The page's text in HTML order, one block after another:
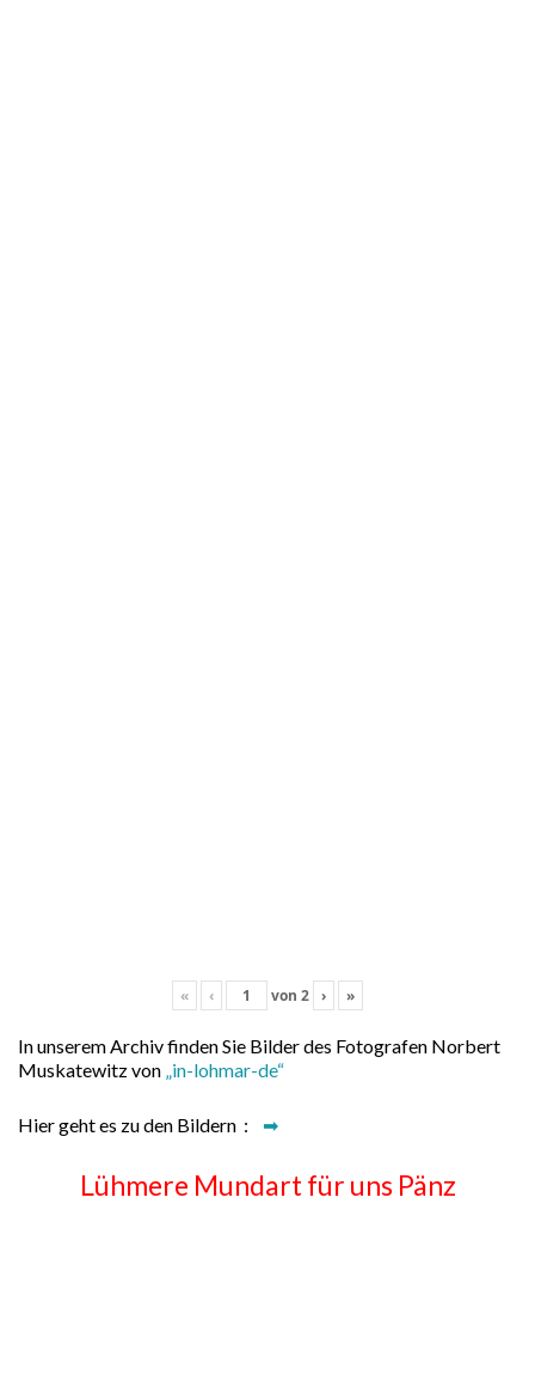
« ‹ von 2 › »
In unserem Archiv finden Sie Bilder des Fotografen Norbert
Muskatewitz von „in-lohmar-de“
Hier geht es zu den Bildern : ➡
Lühmere Mundart für uns Pänz